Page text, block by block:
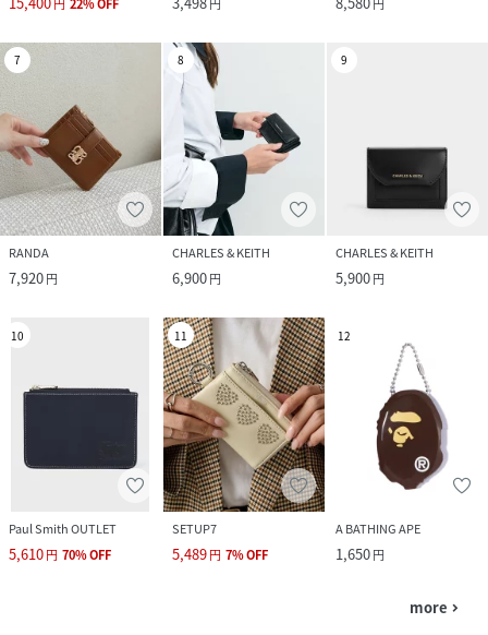
7
RANDA
7,920円
8
CHARLES & KEITH
6,900円
9
CHARLES & KEITH
5,900円
10
Paul Smith OUTLET
5,610円 70%OFF
11
SETUP7
5,489円 7%OFF
12
A BATHING APE
1,650円
more navigate_next